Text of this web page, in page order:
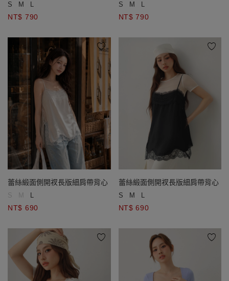
S M L
NT$ 790
S M L
NT$ 790
蕾絲緞面側開衩長版細肩帶背心
S M L
NT$ 690
蕾絲緞面側開衩長版細肩帶背心
S M L
NT$ 690